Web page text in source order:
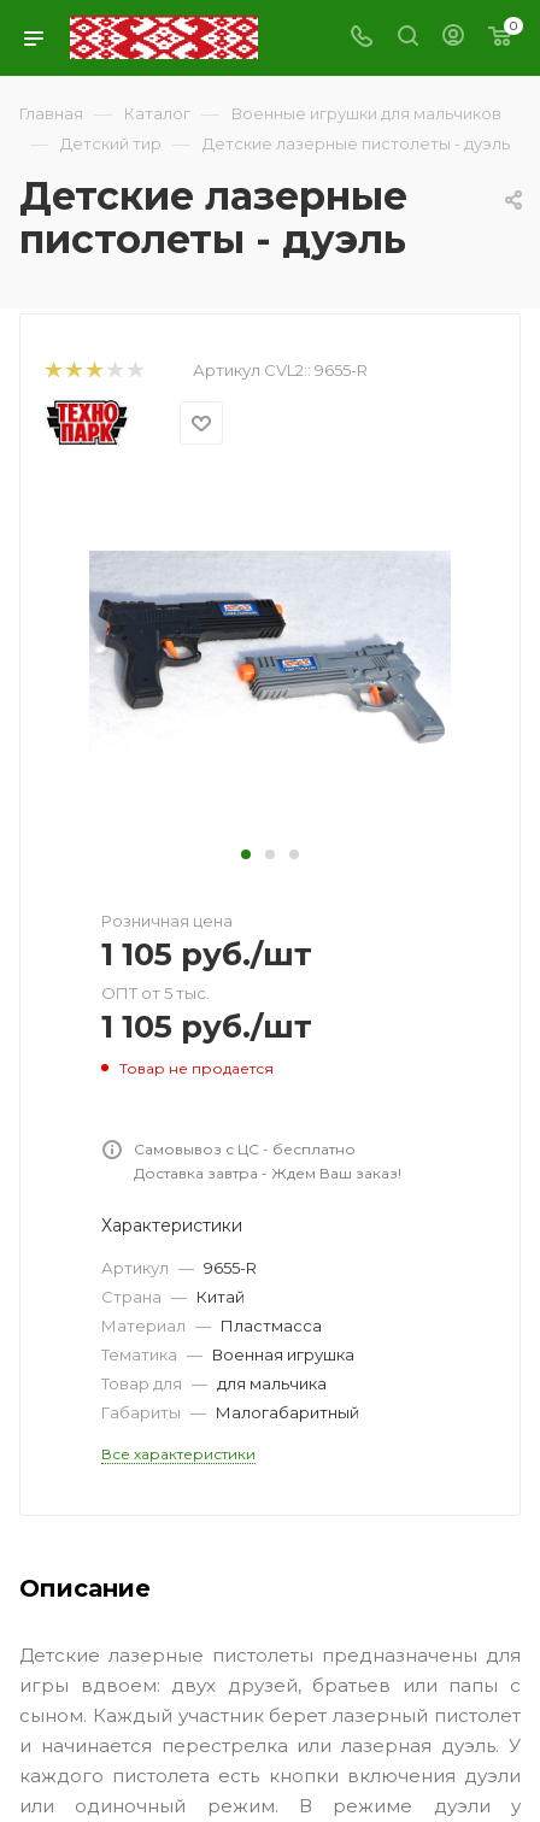
0
Главная — Каталог — Военные игрушки для мальчиков
— Детский тир — Детские лазерные пистолеты - дуэль
Детские лазерные
пистолеты - дуэль
Артикул CVL2:: 9655-R
Розничная цена
1 105 руб./шт
ОПТ от 5 тыс.
1 105 руб./шт
Товар не продается
Самовывоз с ЦС - бесплатно
Доставка завтра - Ждем Ваш заказ!
Характеристики
Артикул — 9655-R
Страна — Китай
Материал — Пластмасса
Тематика — Военная игрушка
Товар для — для мальчика
Габариты — Малогабаритный
Все характеристики
Описание
Детские лазерные пистолеты предназначены для
игры вдвоем: двух друзей, братьев или папы с
сыном. Каждый участник берет лазерный пистолет
и начинается перестрелка или лазерная дуэль. У
каждого пистолета есть кнопки включения дуэли
или одиночный режим. В режиме дуэли у